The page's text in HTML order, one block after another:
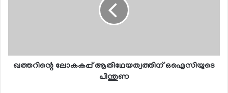
ഖത്തറിന്റെ ലോകകപ്പ് ആതിഥേയത്വത്തിന് ഒഐസിയുടെ
പിന്തുണ